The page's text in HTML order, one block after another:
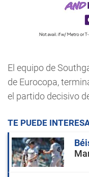
El equipo de
de Eurocopa,
el partido decisivo
TE PUEDE